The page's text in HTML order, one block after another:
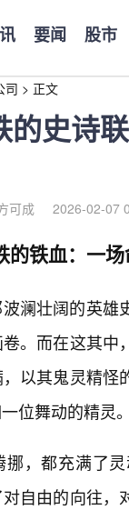
要闻 股市
司 > 正文
的史诗
可成 2026-02-07
的铁血：一
澜壮阔的英雄
。而在这其
以其鬼灵精
位舞动的精灵
，都充满了
自由的向往